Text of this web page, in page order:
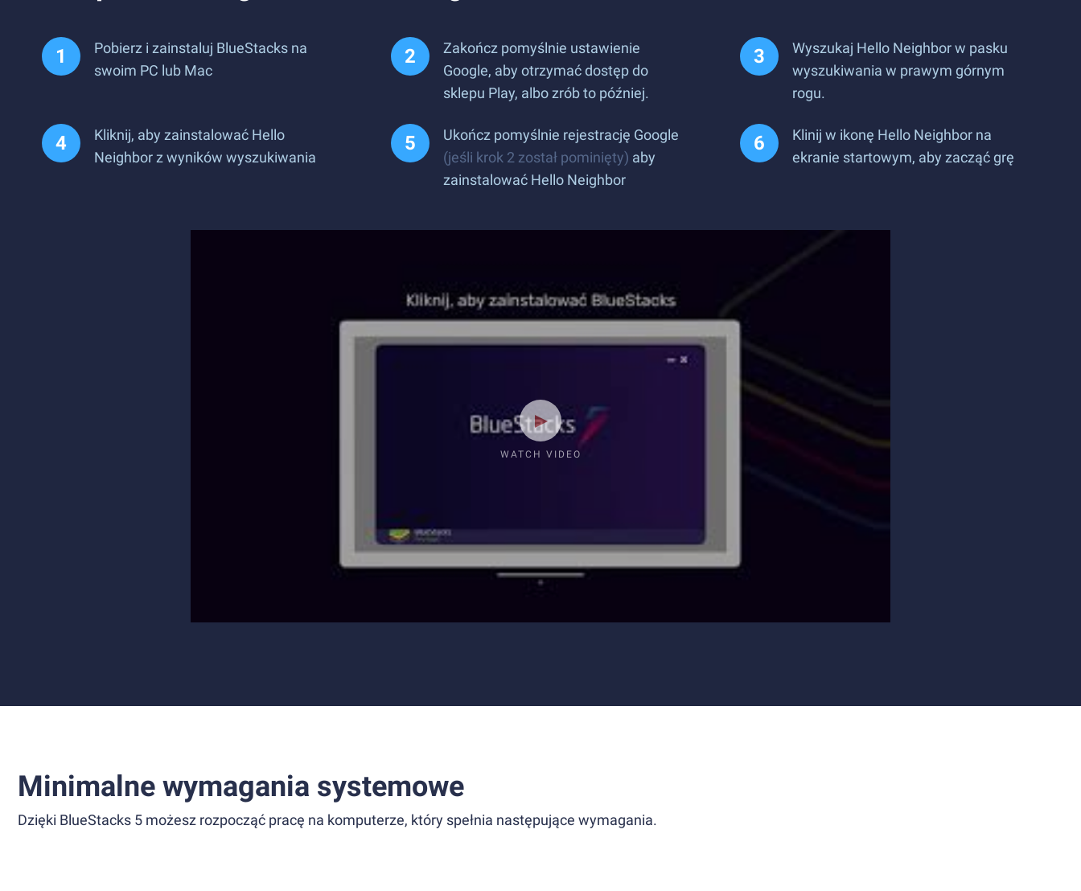
Pobierz i zainstaluj BlueStacks na
swoim PC lub Mac
Zakończ pomyślnie ustawienie
Google, aby otrzymać dostęp do
sklepu Play, albo zrób to później.
Wyszukaj Hello Neighbor w pasku
wyszukiwania w prawym górnym
rogu.
Kliknij, aby zainstalować Hello
Neighbor z wyników wyszukiwania
Ukończ pomyślnie rejestrację Google
(jeśli krok 2 został pominięty) aby
zainstalować Hello Neighbor
Klinij w ikonę Hello Neighbor na
ekranie startowym, aby zacząć grę
WATCH VIDEO
Minimalne wymagania systemowe
Dzięki BlueStacks 5 możesz rozpocząć pracę na komputerze, który spełnia następujące wymagania.